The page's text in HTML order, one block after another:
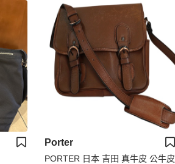
Porter
PORTER 日本 吉田 真牛皮 公牛皮